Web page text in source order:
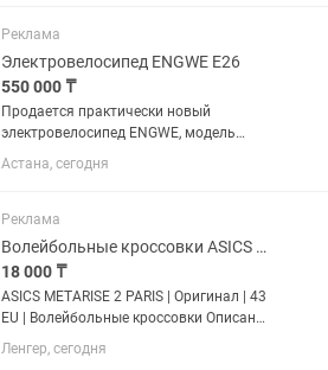
Изумрудный блок (3...
Реклама
Электровелосипед ENGWE E26
550 000 ₸
Продается практически новый
электровелосипед ENGWE, модель
2025 года, европейской сборки ENGWE
E26, 26 дюймов черный, прекрасно
грузоподьемность более 140 кг.,...
Астана, сегодня
Реклама
Волейбольные кроссовки ASICS METARISE 2 PARIS
18 000 ₸
ASICS METARISE 2 PARIS | Оригинал | 43
EU | Волейбольные кроссовки Описание
Продаю оригинальные ASICS METARISE
2 PARIS в яркой расцветке Safety
Ленгер, сегодня